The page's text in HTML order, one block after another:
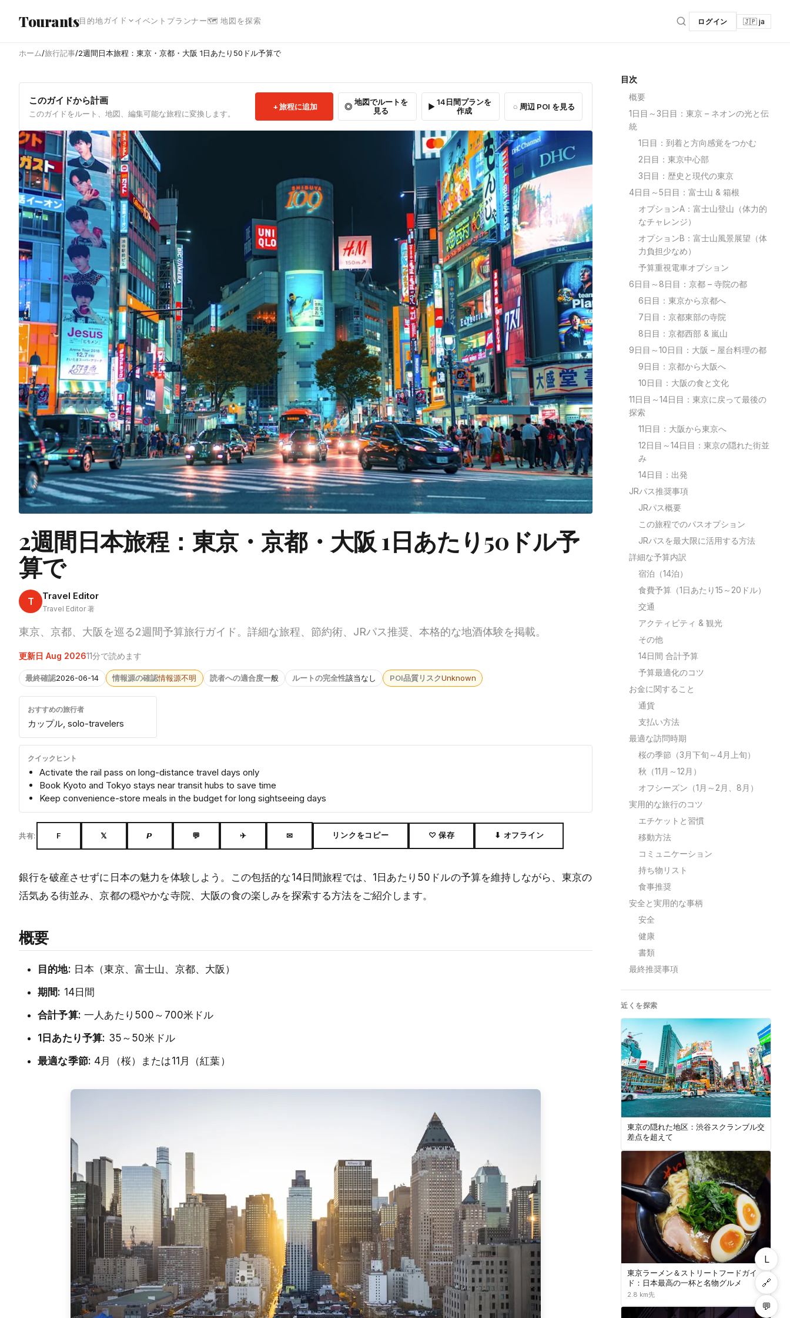
Tourants目的地ガイド イベント プランナー🗺 地図を探索 ログイン 🇯🇵 ja
ホーム/旅行記事/2週間日本旅程：東京・京都・大阪 1日あたり50ドル予算で
このガイドから計画
このガイドをルート、地図、編集可能な旅程に変換します。
旅程に追加
地図でルートを
見る
14日間プランを
作成
周辺 POI を見る
2週間日本旅程：東京・京都・大阪 1日あたり50ドル予
算で
T Travel Editor
Travel Editor 著
東京、京都、大阪を巡る2週間予算旅行ガイド。詳細な旅程、節約術、JRパス推奨、本格的な地酒体験を掲載。
更新日 Aug 202611分で読めます
最終確認2026-06-14 情報源の確認情報源不明 読者への適合度一般 ルートの完全性該当なし POI品質リスクUnknown
おすすめの旅行者
カップル, solo-travelers
クイックヒント
Activate the rail pass on long-distance travel days only
Book Kyoto and Tokyo stays near transit hubs to save time
Keep convenience-store meals in the budget for long sightseeing days
共有: F 𝕏 𝙋 💬 ✈ ✉ リンクをコピー ♡ 保存 ⬇ オフライン
銀行を破産させずに日本の魅力を体験しよう。この包括的な14日間旅程では、1日あたり50ドルの予算を維持しながら、東京の
活気ある街並み、京都の穏やかな寺院、大阪の食の楽しみを探索する方法をご紹介します。
概要
目的地: 日本（東京、富士山、京都、大阪）
期間: 14日間
合計予算: 一人あたり500～700米ドル
1日あたり予算: 35～50米ドル
最適な季節: 4月（桜）または11月（紅葉）
目次
概要
1日目～3日目：東京 – ネオンの光と伝
統
1日目：到着と方向感覚をつかむ
2日目：東京中心部
3日目：歴史と現代の東京
4日目～5日目：富士山 & 箱根
オプションA：富士山登山（体力的
なチャレンジ）
オプションB：富士山風景展望（体
力負担少なめ）
予算重視電車オプション
6日目～8日目：京都 – 寺院の都
6日目：東京から京都へ
7日目：京都東部の寺院
8日目：京都西部 & 嵐山
9日目～10日目：大阪 – 屋台料理の都
9日目：京都から大阪へ
10日目：大阪の食と文化
11日目～14日目：東京に戻って最後の
探索
11日目：大阪から東京へ
12日目～14日目：東京の隠れた街並
み
14日目：出発
JRパス推奨事項
JRパス概要
この旅程でのパスオプション
JRパスを最大限に活用する方法
詳細な予算内訳
宿泊（14泊）
食費予算（1日あたり15～20ドル）
交通
アクティビティ & 観光
その他
14日間 合計予算
予算最適化のコツ
お金に関すること
通貨
支払い方法
最適な訪問時期
桜の季節（3月下旬～4月上旬）
秋（11月～12月）
オフシーズン（1月～2月、8月）
実用的な旅行のコツ
エチケットと習慣
移動方法
コミュニケーション
持ち物リスト
食事推奨
安全と実用的な事柄
安全
健康
書類
最終推奨事項
近くを探索
東京の隠れた地区：渋谷スクランブル交
差点を超えて
東京ラーメン＆ストリートフードガイ
ド：日本最高の一杯と名物グルメ
2.8 km先
L
🔗
💬